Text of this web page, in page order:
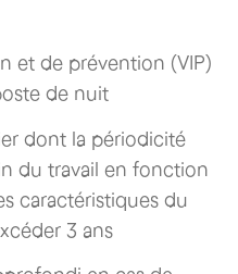
et de prévention (VIP)
de nuit
dont la périodicité
du travail en fonction
caractéristiques du
3 ans